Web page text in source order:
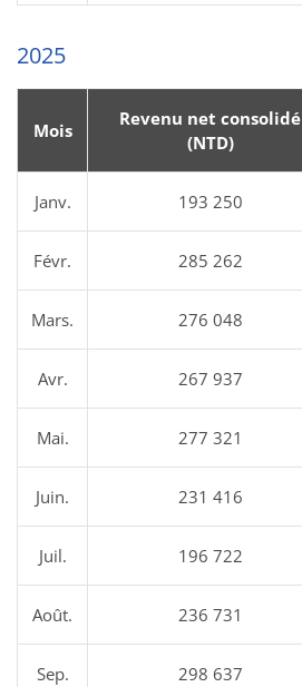
2025
Mois
Revenu net consolidé
(NTD)
Janv. 193 250
Févr. 285 262
Mars. 276 048
Avr. 267 937
Mai. 277 321
Juin. 231 416
Juil. 196 722
Août. 236 731
Sep. 298 637